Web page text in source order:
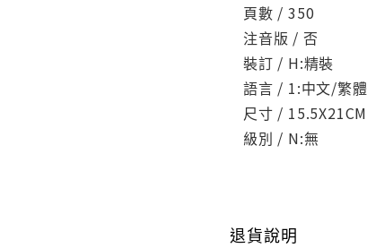
頁數 / 350
注音版 / 否
裝訂 / H:精裝
語言 / 1:中文/繁體
尺寸 / 15.5X21CM
級別 / N:無
退貨說明